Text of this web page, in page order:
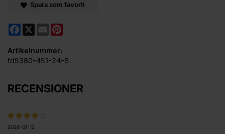
Spara som favorit
Facebook
X Email
Artikelnummer:
fd5380-451-24-S
RECENSIONER
2026-01-12